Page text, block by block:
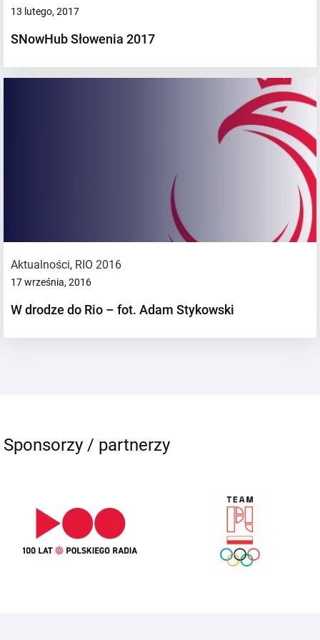
13 lutego, 2017
SNowHub Słowenia 2017
Aktualności, RIO 2016
17 września, 2016
W drodze do Rio – fot. Adam Stykowski
Sponsorzy / partnerzy